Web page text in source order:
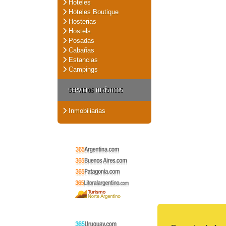
Hoteles
Hoteles Boutique
Hosterias
Hostels
Posadas
Cabañas
Estancias
Campings
SERVICIOS TURÍSTICOS
Inmobiliarias